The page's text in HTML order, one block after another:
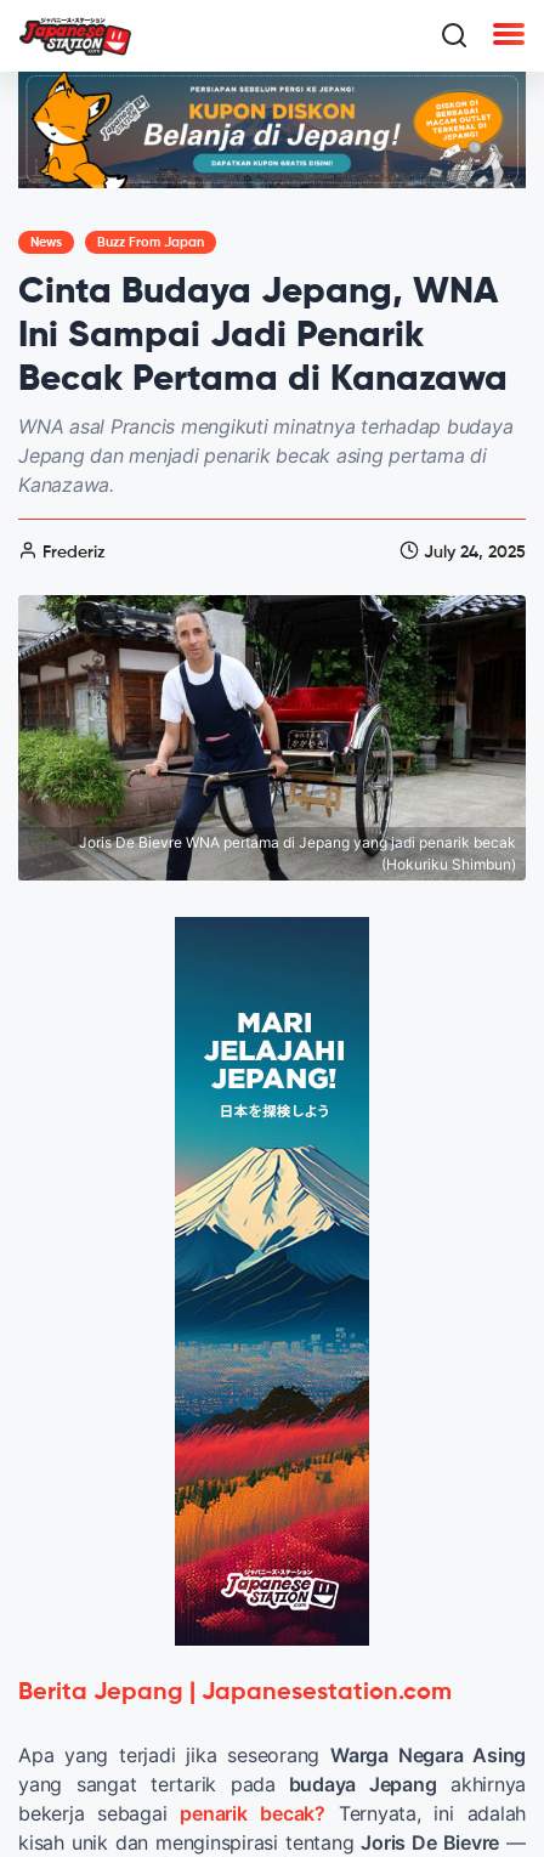
News Buzz From Japan
Cinta Budaya Jepang, WNA
Ini Sampai Jadi Penarik
Becak Pertama di Kanazawa
WNA asal Prancis mengikuti minatnya terhadap budaya
Jepang dan menjadi penarik becak asing pertama di
Kanazawa.
Frederiz July 24, 2025
Joris De Bievre WNA pertama di Jepang yang jadi penarik becak
(Hokuriku Shimbun)
Berita Jepang | Japanesestation.com
Apa yang terjadi jika seseorangWarga Negara Asing
yang sangat tertarik pada budaya Jepang akhirnya
bekerja sebagai penarik becak? Ternyata, ini adalah
kisah unik dan menginspirasi tentangJoris De Bievre —